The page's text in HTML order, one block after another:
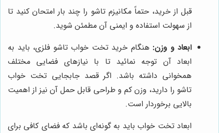
قبل از خرید، حتماً مکانیزم تاشو را چند بار امتحان کنید تا
از سهولت استفاده و ایمنی آن مطمئن شوید.
ابعاد و وزن: هنگام خرید تخت خواب تاشو فلزی، باید به
ابعاد آن توجه نمائید تا با نیازهای فضایی مختلف
همخوانی داشته باشد. اگر قصد جابجایی تخت خواب
تاشو را دارید، وزن کم و طراحی قابل حمل آن نیز از اهمیت
بالایی برخوردار است.
ابعاد تخت خواب باید به گونه‌ای باشد که فضای کافی برای